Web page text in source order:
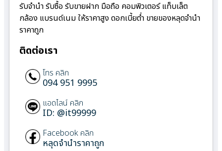
รับจำนำ รับซื้อ รับขายฝาก มือถือ คอมพิวเตอร์ แท็บเล็ต
กล้อง แบรนด์เนม ให้ราคาสูง ดอกเบี้ยต่ำ ขายของหลุดจำนำ
ราคาถูก
ติดต่อเรา
โทร คลิก
094 951 9995
แอดไลน์ คลิก
ID: @it99999
Facebook คลิก
หลุดจำนำราคาถูก